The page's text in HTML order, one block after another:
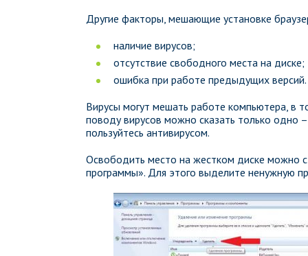
Другие факторы, мешающие установке
наличие вирусов;
отсутствие свободного места на диске;
ошибка при работе предыдущих версий.
Вирусы могут мешать работе компьютера, в
поводу вирусов можно сказать только одно
пользуйтесь антивирусом.
Освободить место на жестком диске можно
программы». Для этого выделите ненужную